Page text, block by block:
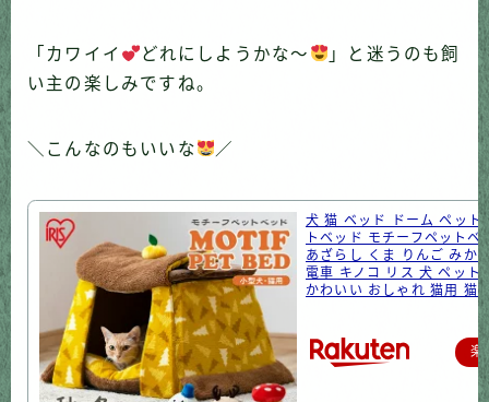
「カワイイ どれにしようかな〜
」と迷うのも飼
い主の楽しみですね。
＼こんなのもいいな ／
犬 猫 ベッド ドーム ペット
トベッド モチーフペットベ
あざらし くま りんご みか
電車 キノコ リス 犬 ペット
かわいい おしゃれ 猫用 猫
楽